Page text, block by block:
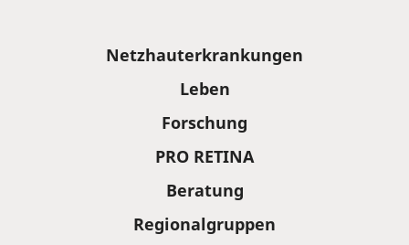
Netzhauterkrankungen
Leben
Forschung
PRO RETINA
Beratung
Regionalgruppen